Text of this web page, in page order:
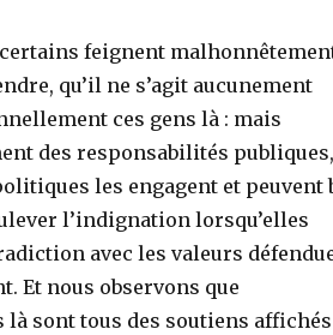
feignent
qu’il ne s’agit aucunement
ces gens là : mais
des responsabilités
les engagent et peuvent
l’indignation lorsqu’elles
avec les valeurs
Et nous observons que
là sont tous des soutiens